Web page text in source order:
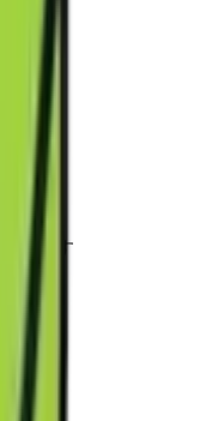
けます